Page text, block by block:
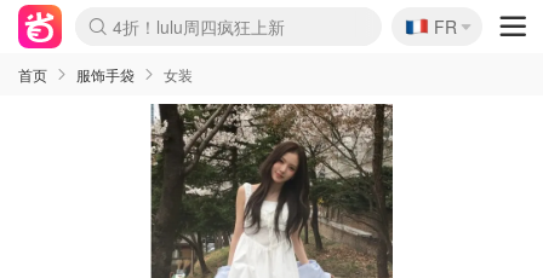
Boticinal 夏促开抢！
4折！lulu周四疯狂上新
还没结束！&OtherStories大促
Joybuy变相75折 随时失效
速领！Stanley独家85折
疑似霸哥！Camper额外叠85折
Zalando 奥莱闪促！每日更新
Moncler反季囤！5折起+叠9折
Coach Brooklyn仅€192
🇫🇷
FR
首页 服饰手袋 女装